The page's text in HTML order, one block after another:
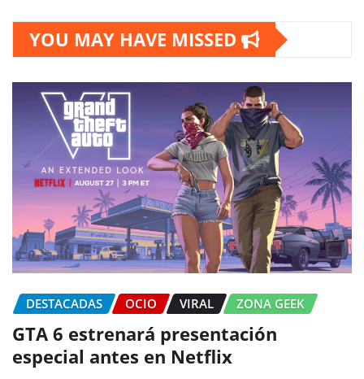
YOU MAY HAVE MISSED
DESTACADAS OCIO VIRAL ZONA GEEK
GTA 6 estrenará presentación
especial antes en Netflix